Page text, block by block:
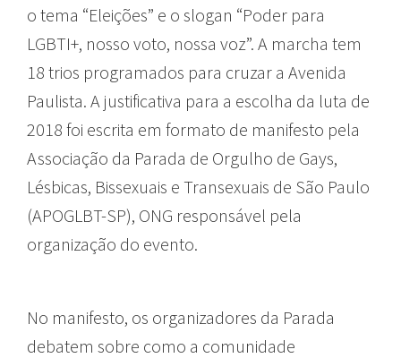
o tema “Eleições” e o slogan “Poder para
LGBTI+, nosso voto, nossa voz”. A marcha tem
18 trios programados para cruzar a Avenida
Paulista. A justificativa para a escolha da luta de
2018 foi escrita em formato de manifesto pela
Associação da Parada de Orgulho de Gays,
Lésbicas, Bissexuais e Transexuais de São Paulo
(APOGLBT-SP), ONG responsável pela
organização do evento.
No manifesto, os organizadores da Parada
debatem sobre como a comunidade